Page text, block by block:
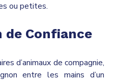
ou petites.
de Confiance
d’animaux de compagnie,
entre les mains d’un